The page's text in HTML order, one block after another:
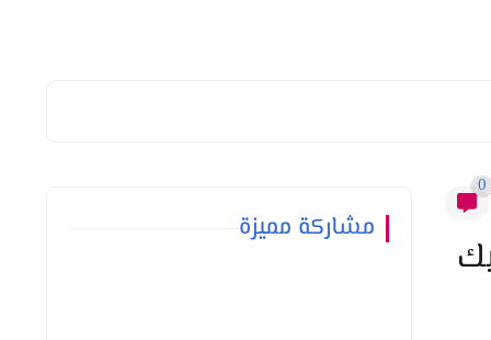
0
مشاركة مميزة